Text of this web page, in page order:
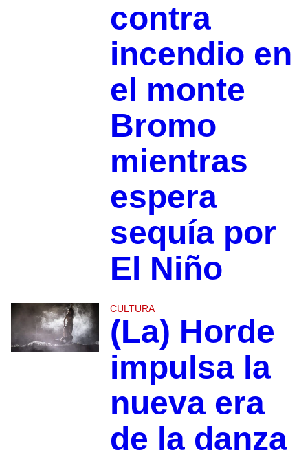
contra
incendio en
el monte
Bromo
mientras
espera
sequía por
El Niño
CULTURA
(La) Horde
impulsa la
nueva era
de la danza